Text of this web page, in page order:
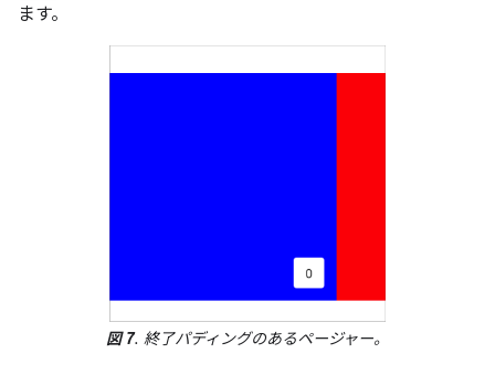
ます。
図 7. 終了パディングのあるページャー。